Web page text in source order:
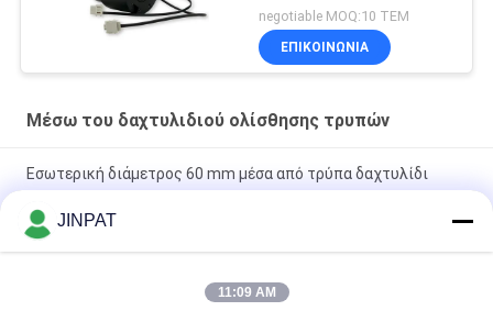
300rpm επαφές
πολύτιμων μετάλλων
negotiable MOQ:10 ΤΕΜ
ΕΠΙΚΟΙΝΩΝΙΑ
Μέσω του δαχτυλιδιού ολίσθησης τρυπών
Εσωτερική διάμετρος 60 mm μέσα από τρύπα δαχτυλίδι
Μέσα από τρύπα ηλεκτρικό δαχτυλίδι γλιστρίσματος 300rpm
JINPAT
11:09 AM